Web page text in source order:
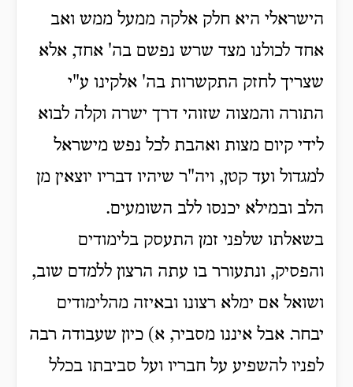
הישראלי היא חלק אלקה ממעל ממש ואב
אחד לכולנו מצד שרש נפשם בה' אחד, אלא
שצריך לחזק התקשרות בה' אלקינו ע"י
התורה והמצוה שזוהי דרך ישרה וקלה לבוא
לידי קיום מצות ואהבת לכל נפש מישראל
למגדול ועד קטן, ויה"ר שיהיו דבריו יוצאין מן
הלב ובמילא יכנסו ללב השומעים.
בשאלתו שלפני זמן התעסק בלימודים
והפסיק, ונתעורר בו עתה הרצון ללמדם שוב,
ושואל אם ימלא רצונו ובאיזה מהלימודים
יבחר. אבל איננו מסביר, א) כיון שעבודה רבה
לפניו להשפיע על חבריו ועל סביבתו בכלל